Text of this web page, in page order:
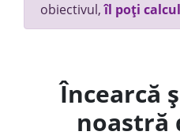
obiectivul,îl poți
Încearcă
noastră